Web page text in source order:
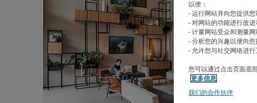
以便：
- 运行网站并向您提供
- 对网站的功能进行改进
- 计量网站受众和测量
- 分析您的兴趣以便向
- 允许您与社交网络进行
您可以通过点击页面底
更多信息
我们的合作伙伴